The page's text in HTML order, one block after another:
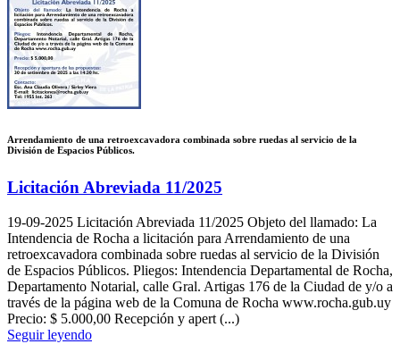
Arrendamiento de una retroexcavadora combinada sobre ruedas al servicio de la
División de Espacios Públicos.
Licitación Abreviada 11/2025
19-09-2025 Licitación Abreviada 11/2025 Objeto del llamado: La
Intendencia de Rocha a licitación para Arrendamiento de una
retroexcavadora combinada sobre ruedas al servicio de la División
de Espacios Públicos. Pliegos: Intendencia Departamental de Rocha,
Departamento Notarial, calle Gral. Artigas 176 de la Ciudad de y/o a
través de la página web de la Comuna de Rocha www.rocha.gub.uy
Precio: $ 5.000,00 Recepción y apert (...)
Seguir leyendo